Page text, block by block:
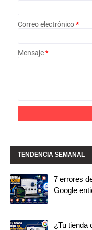
Correo electrónico*
Mensaje*
TENDENCIA SEMANAL
7 errores
Google
¿Tu tienda